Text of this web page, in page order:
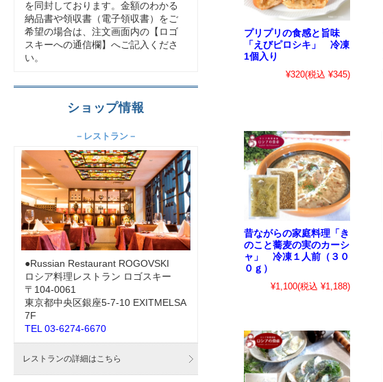
プリプリの食感と旨味
「えびピロシキ」 冷凍
1個入り
¥320(税込 ¥345)
昔ながらの家庭料理「き
のこと蕎麦の実のカーシ
ャ」 冷凍１人前（３０
０ｇ）
¥1,100(税込 ¥1,188)
を同封しております。金額のわかる
納品書や領収書（電子領収書）をご
希望の場合は、注文画面内の【ロゴ
スキーへの通信欄】へご記入くださ
い。
ショップ情報
－レストラン－
●Russian Restaurant ROGOVSKI
ロシア料理レストラン ロゴスキー
〒104-0061
東京都中央区銀座5-7-10 EXITMELSA
7F
TEL 03-6274-6670
レストランの詳細はこちら